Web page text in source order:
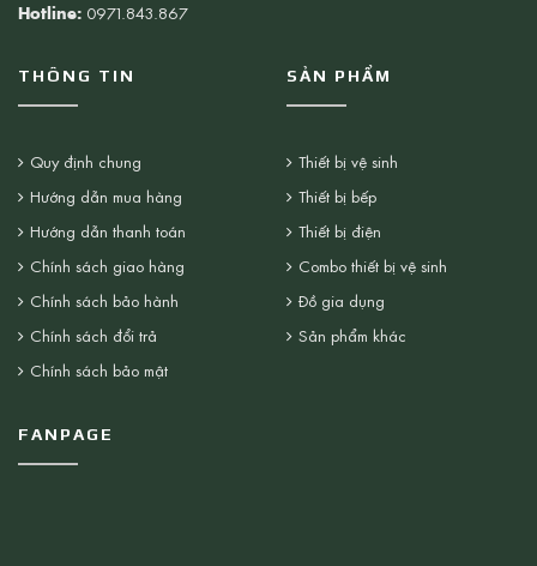
Hotline: 0971.843.867
THÔNG TIN
Quy định chung
Hướng dẫn mua hàng
Hướng dẫn thanh toán
Chính sách giao hàng
Chính sách bảo hành
Chính sách đổi trả
Chính sách bảo mật
SẢN PHẨM
Thiết bị vệ sinh
Thiết bị bếp
Thiết bị điện
Combo thiết bị vệ sinh
Đồ gia dụng
Sản phẩm khác
FANPAGE